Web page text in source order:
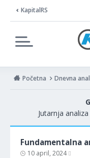
KapitalRS
Početna Dnevna
Jutarnja
Fundamentalna
10 april, 2024